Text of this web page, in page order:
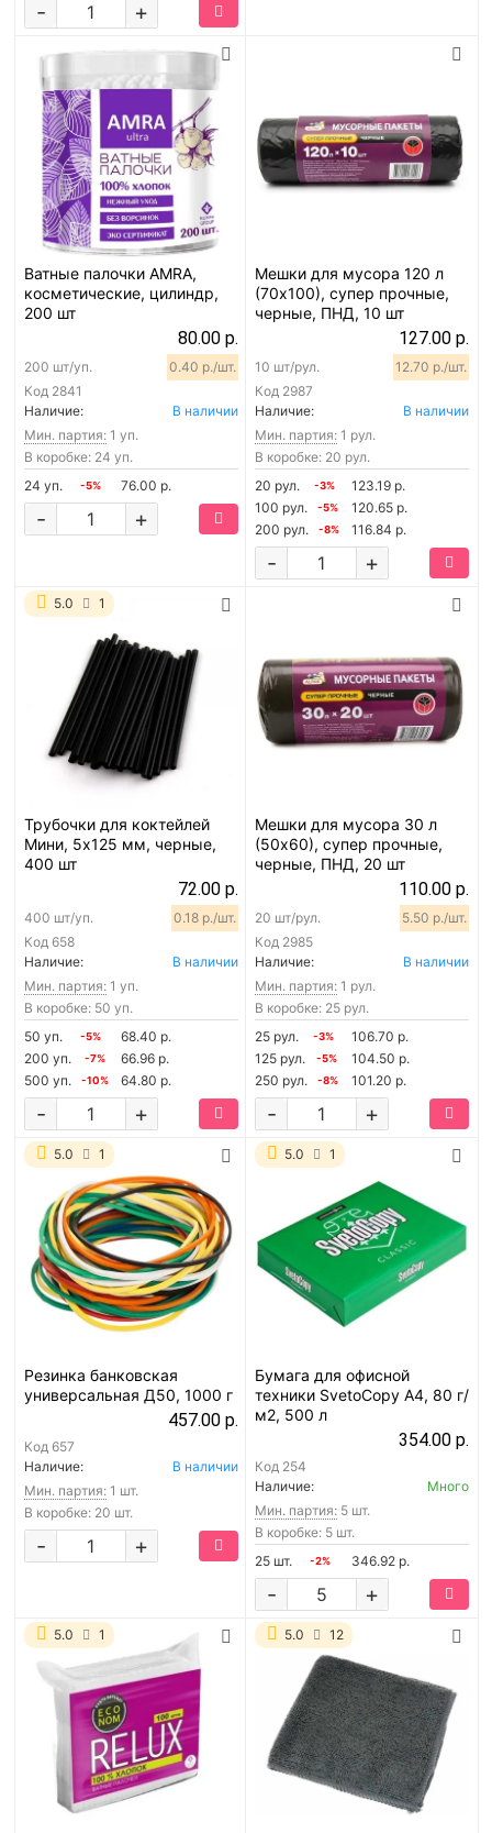
+
-
Ватные палочки AMRA,
косметические, цилиндр,
200 шт
80.00 р.
Код 2841
200 шт/уп. 0.40 р./шт.
Наличие:
В наличии
Мин. партия: 1 уп.
В коробке: 24 уп.
24 уп.
-5% 76.00 р.
+
-
Мешки для мусора 120 л
(70х100), супер прочные,
черные, ПНД, 10 шт
127.00 р.
Код 2987
10 шт/рул. 12.70 р./шт.
Наличие:
В наличии
Мин. партия: 1 рул.
В коробке: 20 рул.
20 рул.
-3%
123.19 р.
100 рул.
-5%
120.65 р.
200 рул.
-8% 116.84 р.
+
-
5.0 1
Трубочки для коктейлей
Мини, 5х125 мм, черные,
400 шт
72.00 р.
Код 658
400 шт/уп. 0.18 р./шт.
Наличие:
В наличии
Мин. партия: 1 уп.
В коробке: 50 уп.
50 уп.
-5%
68.40 р.
200 уп.
-7%
66.96 р.
500 уп.
-10% 64.80 р.
+
-
Мешки для мусора 30 л
(50х60), супер прочные,
черные, ПНД, 20 шт
110.00 р.
Код 2985
20 шт/рул. 5.50 р./шт.
Наличие:
В наличии
Мин. партия: 1 рул.
В коробке: 25 рул.
25 рул.
-3%
106.70 р.
125 рул.
-5%
104.50 р.
250 рул.
-8% 101.20 р.
+
-
5.0 1
Резинка банковская
универсальная Д50, 1000 г
457.00 р.
Код 657
Наличие:
В наличии
Мин. партия: 1 шт.
В коробке: 20 шт.
+
-
5.0 1
Бумага для офисной
техники SvetoCopy A4, 80 г/
м2, 500 л
354.00 р.
Код 254
Наличие:
Много
Мин. партия: 5 шт.
В коробке: 5 шт.
25 шт.
-2% 346.92 р.
+
-
5.0 1 5.0 12